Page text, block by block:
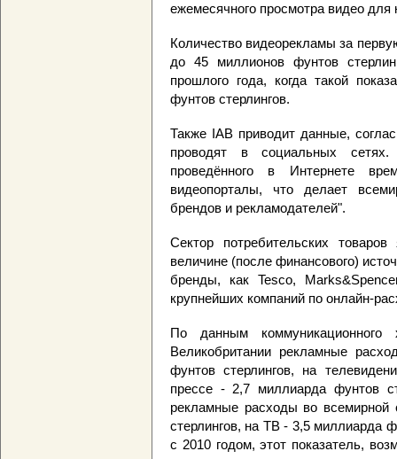
ежемесячного просмотра видео для
Количество видеорекламы за
до 45 миллионов фунтов
прошлого года, когда такой
фунтов стерлингов.
Также IAB приводит данные,
проводят в социальных
проведённого в Интернете
видеопорталы, что делает
брендов и рекламодателей".
Сектор потребительских
величине (после финансового)
бренды, как Tesco,
крупнейших компаний по онлайн-
По данным
Великобритании рекламные
фунтов стерлингов, на
прессе - 2,7 миллиарда фунтов
рекламные расходы во всемирной
стерлингов, на ТВ - 3,5 миллиарда
с 2010 годом, этот показатель,